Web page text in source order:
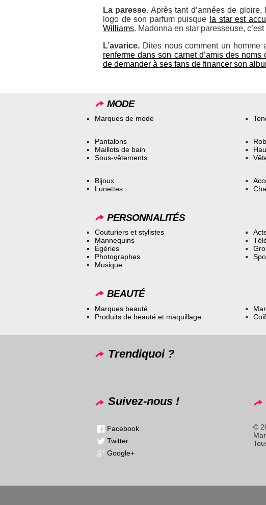
La paresse. Après tant d’années de
logo de son parfum puisque la star est
Williams. Madonna en star paresseuse,
L’avarice. Dites nous comment un homme
renferme dans son carnet d’amis des
de demander à ses fans de financer son
MODE
Marques de mode
Pantalons
Maillots de bain
Sous-vêtements
Bijoux
Lunettes
PERSONNALITÉS
Couturiers et stylistes
Mannequins
Égéries
Photographes
Musique
BEAUTÉ
Marques beauté
Produits de beauté et maquillage
Trendiquoi ?
Suivez-nous !
Facebook
Twitter
Google+
©